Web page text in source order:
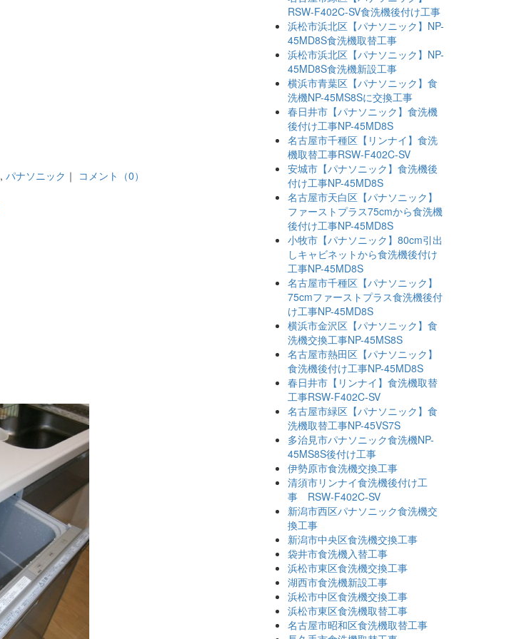
, パナソニック ｜ コメント（0）
RSW-F402C-SV食洗機後付け工事
浜松市浜北区【パナソニック】NP-
45MD8S食洗機取替工事
浜松市浜北区【パナソニック】NP-
45MD8S食洗機新設工事
横浜市青葉区【パナソニック】食
洗機NP-45MS8Sに交換工事
春日井市【パナソニック】食洗機
後付け工事NP-45MD8S
名古屋市千種区【リンナイ】食洗
機取替工事RSW-F402C-SV
安城市【パナソニック】食洗機後
付け工事NP-45MD8S
名古屋市天白区【パナソニック】
ファーストプラス75cmから食洗機
後付け工事NP-45MD8S
小牧市【パナソニック】80cm引出
しキャビネットから食洗機後付け
工事NP-45MD8S
名古屋市千種区【パナソニック】
75cmファーストプラス食洗機後付
け工事NP-45MD8S
横浜市金沢区【パナソニック】食
洗機交換工事NP-45MS8S
名古屋市熱田区【パナソニック】
食洗機後付け工事NP-45MD8S
春日井市【リンナイ】食洗機取替
工事RSW-F402C-SV
名古屋市緑区【パナソニック】食
洗機取替工事NP-45VS7S
多治見市パナソニック食洗機NP-
45MS8S後付け工事
伊勢原市食洗機交換工事
清須市リンナイ食洗機後付け工
事 RSW-F402C-SV
新潟市西区パナソニック食洗機交
換工事
新潟市中央区食洗機交換工事
袋井市食洗機入替工事
浜松市東区食洗機交換工事
湖西市食洗機新設工事
浜松市中区食洗機交換工事
浜松市東区食洗機取替工事
名古屋市昭和区食洗機取替工事